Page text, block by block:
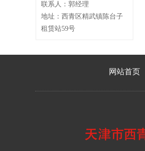
联系人：郭经理
地址：西青区精武镇陈台子
租赁站59号
网站首页